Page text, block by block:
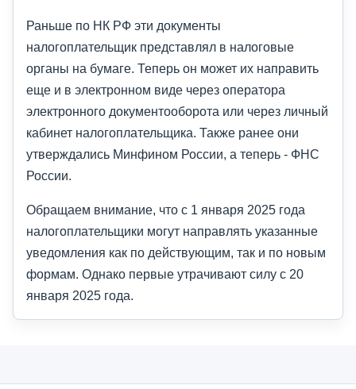
Раньше по НК РФ эти документы
налогоплательщик представлял в налоговые
органы на бумаге. Теперь он может их направить
еще и в электронном виде через оператора
электронного документооборота или через личный
кабинет налогоплательщика. Также ранее они
утверждались Минфином России, а теперь - ФНС
России.
Обращаем внимание, что с 1 января 2025 года
налогоплательщики могут направлять указанные
уведомления как по действующим, так и по новым
формам. Однако первые утрачивают силу с 20
января 2025 года.